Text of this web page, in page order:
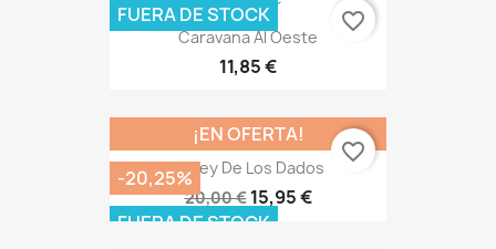
Caravana Al Oeste
11,85 €
FUERA DE STOCK favorite_border
El Rey De Los Dados
20,00 € 15,95 €
¡EN OFERTA!
-20,25%
FUERA DE STOCK
favorite_border